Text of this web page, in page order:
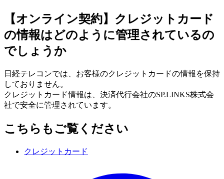
【オンライン契約】クレジットカード
の情報はどのように管理されているの
でしょうか
日経テレコンでは、お客様のクレジットカードの情報を保持
しておりません。
クレジットカード情報は、決済代行会社のSP.LINKS株式会
社で安全に管理されています。
こちらもご覧ください
クレジットカード